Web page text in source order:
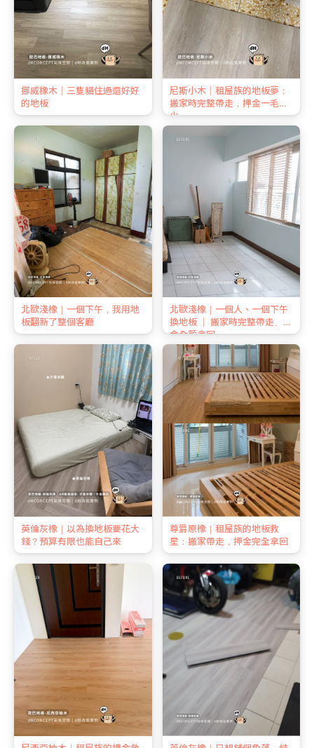
挪威橡木｜三隻貓住過還好好
的地板
尼斯小木｜租屋族的地板夢：
搬家時完整帶走，押金一毛不
少
北歐淺橡｜一個下午，我用地
板翻新了整個客廳
北歐淺橡｜一個人、一個下午
換地板 ｜ 搬家時完整帶走、押
金全額拿回
英倫灰橡｜以為換地板要花大
錢？預算有限也能自己來
尊爵原橡｜租屋族的地板救
星：搬家帶走，押金完全拿回